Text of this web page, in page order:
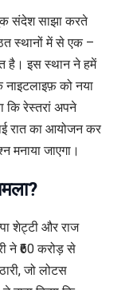
संदेश साझा करते
स्थानों में से एक –
है। इस स्थान ने हमें
नाइटलाइफ़ को नया
कि रेस्तरां अपने
रात का आयोजन कर
मनाया जाएगा।
शेट्टी और राज
ने ₹60 करोड़ से
जो लोटस